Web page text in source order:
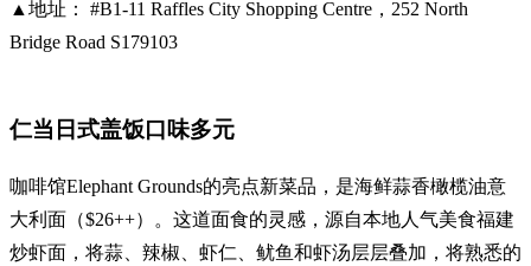
▲地址： #B1-11 Raffles City Shopping Centre，252 North
Bridge Road S179103
仁当日式盖饭口味多元
咖啡馆Elephant Grounds的亮点新菜品，是海鲜蒜香橄榄油意
大利面（$26++）。这道面食的灵感，源自本地人气美食福建
炒虾面，将蒜、辣椒、虾仁、鱿鱼和虾汤层层叠加，将熟悉的